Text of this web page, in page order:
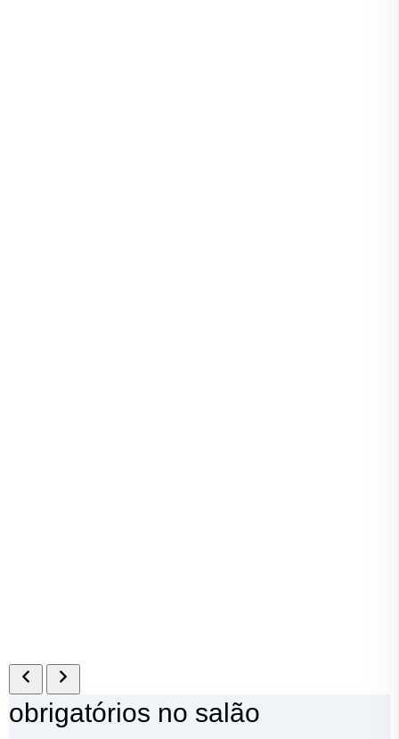
obrigatórios no salão